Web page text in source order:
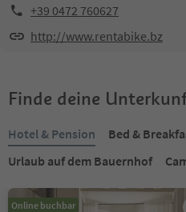
+39 0472 760627
http://www.rentabike.bz
Finde deine
Hotel & Pension
Bed &
Urlaub auf dem Bauernhof
Online buchbar